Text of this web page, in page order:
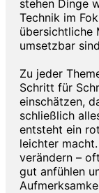
stehen Dinge
Technik im
übersichtliche
umsetzbar
Zu jeder
Schritt für
einschätzen,
schließlich
entsteht ein
leichter
verändern –
gut anfühlen